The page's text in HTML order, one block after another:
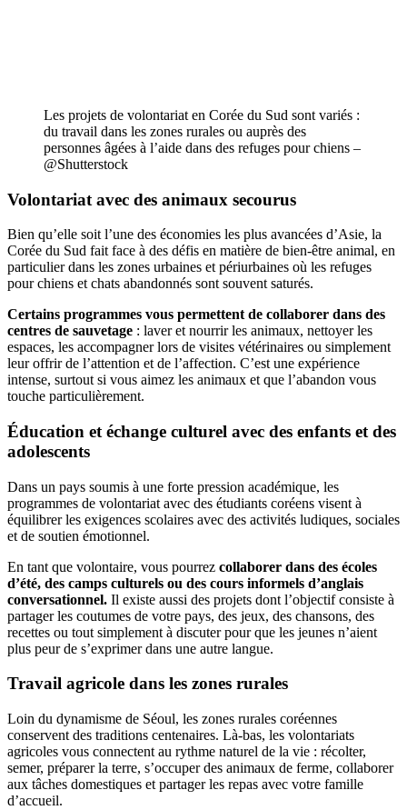
Les projets de volontariat en Corée du Sud sont variés :
du travail dans les zones rurales ou auprès des
personnes âgées à l’aide dans des refuges pour chiens –
@Shutterstock
Volontariat avec des animaux secourus
Bien qu’elle soit l’une des économies les plus avancées d’Asie, la
Corée du Sud fait face à des défis en matière de bien-être animal, en
particulier dans les zones urbaines et périurbaines où les refuges
pour chiens et chats abandonnés sont souvent saturés.
Certains programmes vous permettent de collaborer dans des
centres de sauvetage : laver et nourrir les animaux, nettoyer les
espaces, les accompagner lors de visites vétérinaires ou simplement
leur offrir de l’attention et de l’affection. C’est une expérience
intense, surtout si vous aimez les animaux et que l’abandon vous
touche particulièrement.
Éducation et échange culturel avec des enfants et des
adolescents
Dans un pays soumis à une forte pression académique, les
programmes de volontariat avec des étudiants coréens visent à
équilibrer les exigences scolaires avec des activités ludiques, sociales
et de soutien émotionnel.
En tant que volontaire, vous pourrez collaborer dans des écoles
d’été, des camps culturels ou des cours informels d’anglais
conversationnel. Il existe aussi des projets dont l’objectif consiste à
partager les coutumes de votre pays, des jeux, des chansons, des
recettes ou tout simplement à discuter pour que les jeunes n’aient
plus peur de s’exprimer dans une autre langue.
Travail agricole dans les zones rurales
Loin du dynamisme de Séoul, les zones rurales coréennes
conservent des traditions centenaires. Là-bas, les volontariats
agricoles vous connectent au rythme naturel de la vie : récolter,
semer, préparer la terre, s’occuper des animaux de ferme, collaborer
aux tâches domestiques et partager les repas avec votre famille
d’accueil.